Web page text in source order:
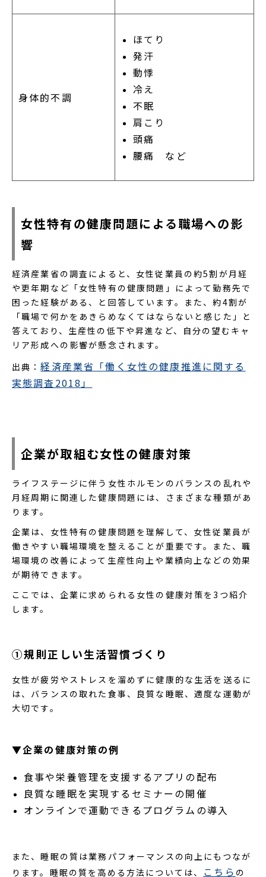
身体的不調
ほてり
発汗
動悸
冷え
不眠
肩こり
頭痛
腰痛 など
女性特有の健康問題による職場への影
響
経済産業省の調査によると、女性従業員の約5割が月経
や更年期など「女性特有の健康問題」によって勤務先で
困った経験がある、と回答しています。また、約4割が
「職場で何かをあきらめなくてはならないと感じた」と
答えており、生産性の低下や昇進など、自分の望むキャ
リア形成への影響が懸念されます。
出典：経済産業省「働く女性の健康推進に関する
実態調査2018」
企業が取組む女性の健康対策
ライフステージに伴う女性ホルモンのバランスの乱れや
月経周期に関連した健康問題には、さまざまな種類があ
ります。
企業は、女性特有の健康問題を理解して、女性従業員が
働きやすい職場環境を整えることが重要です。また、職
場環境の改善によって生産性向上や業績向上などの効果
が期待できます。
ここでは、企業に求められる女性の健康対策を3つ紹介
します。
①規則正しい生活習慣づくり
女性が疲労やストレスを溜めずに健康的な生活を送るに
は、バランスの取れた食事、良質な睡眠、適度な運動が
大切です。
▼企業の健康対策の例
食事や栄養管理を支援するアプリの配布
良質な睡眠を実現するセミナーの開催
オンラインで運動できるプログラムの導入
また、睡眠の質は業務パフォーマンスの向上にもつなが
ります。睡眠の質を高める方法については、 こちら の